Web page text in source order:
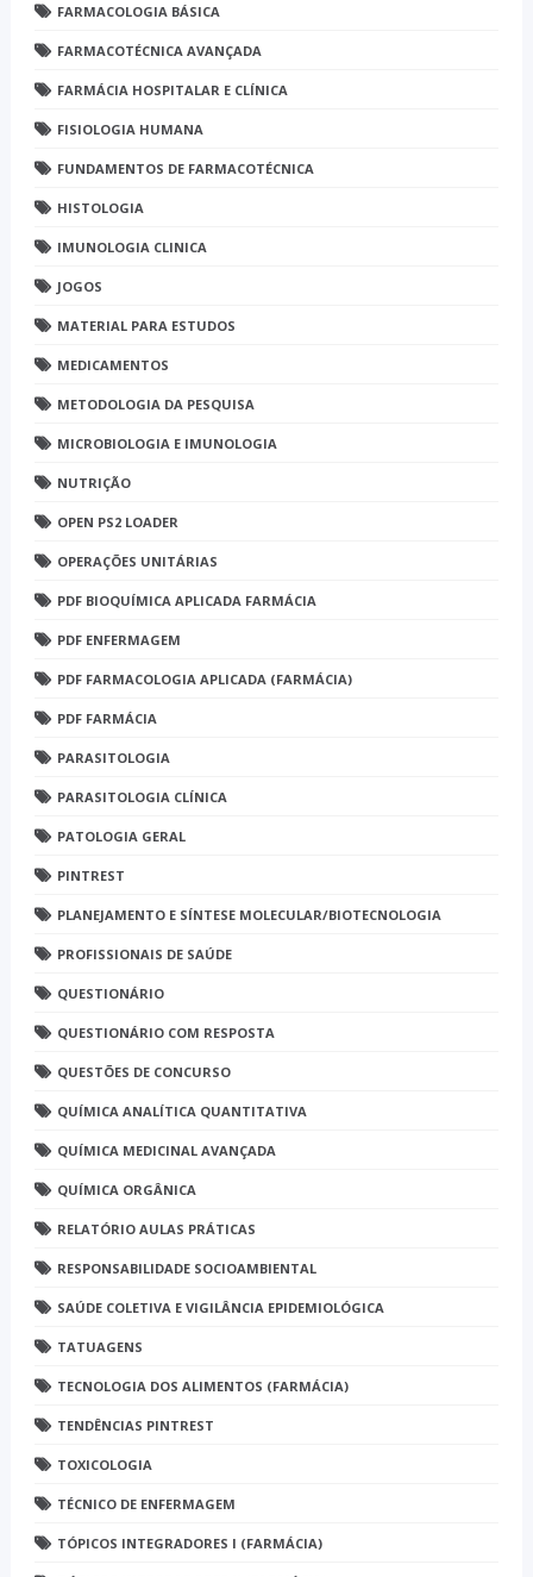
FARMACOLOGIA BÁSICA
FARMACOTÉCNICA AVANÇADA
FARMÁCIA HOSPITALAR E CLÍNICA
FISIOLOGIA HUMANA
FUNDAMENTOS DE FARMACOTÉCNICA
HISTOLOGIA
IMUNOLOGIA CLINICA
JOGOS
MATERIAL PARA ESTUDOS
MEDICAMENTOS
METODOLOGIA DA PESQUISA
MICROBIOLOGIA E IMUNOLOGIA
NUTRIÇÃO
OPEN PS2 LOADER
OPERAÇÕES UNITÁRIAS
PDF BIOQUÍMICA APLICADA FARMÁCIA
PDF ENFERMAGEM
PDF FARMACOLOGIA APLICADA (FARMÁCIA)
PDF FARMÁCIA
PARASITOLOGIA
PARASITOLOGIA CLÍNICA
PATOLOGIA GERAL
PINTREST
PLANEJAMENTO E SÍNTESE MOLECULAR/BIOTECNOLOGIA
PROFISSIONAIS DE SAÚDE
QUESTIONÁRIO
QUESTIONÁRIO COM RESPOSTA
QUESTÕES DE CONCURSO
QUÍMICA ANALÍTICA QUANTITATIVA
QUÍMICA MEDICINAL AVANÇADA
QUÍMICA ORGÂNICA
RELATÓRIO AULAS PRÁTICAS
RESPONSABILIDADE SOCIOAMBIENTAL
SAÚDE COLETIVA E VIGILÂNCIA EPIDEMIOLÓGICA
TATUAGENS
TECNOLOGIA DOS ALIMENTOS (FARMÁCIA)
TENDÊNCIAS PINTREST
TOXICOLOGIA
TÉCNICO DE ENFERMAGEM
TÓPICOS INTEGRADORES I (FARMÁCIA)